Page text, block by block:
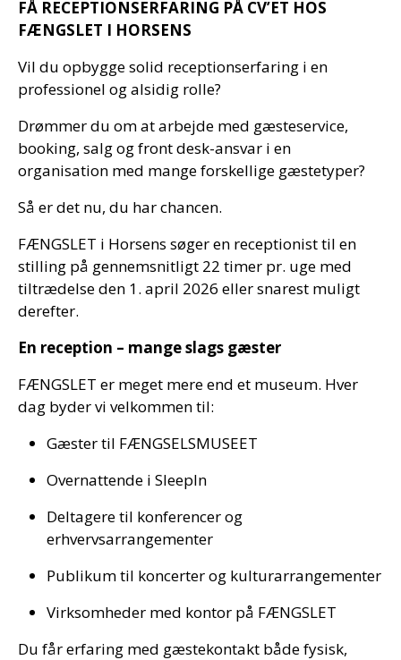
FÅ RECEPTIONSERFARING PÅ CV’ET HOS
FÆNGSLET I HORSENS
Vil du opbygge solid receptionserfaring i en
professionel og alsidig rolle?
Drømmer du om at arbejde med gæsteservice,
booking, salg og front desk-ansvar i en
organisation med mange forskellige gæstetyper?
Så er det nu, du har chancen.
FÆNGSLET i Horsens søger en receptionist til en
stilling på gennemsnitligt 22 timer pr. uge med
tiltrædelse den 1. april 2026 eller snarest muligt
derefter.
En reception – mange slags gæster
FÆNGSLET er meget mere end et museum. Hver
dag byder vi velkommen til:
Gæster til FÆNGSELSMUSEET
Overnattende i SleepIn
Deltagere til konferencer og
erhvervsarrangementer
Publikum til koncerter og kulturarrangementer
Virksomheder med kontor på FÆNGSLET
Du får erfaring med gæstekontakt både fysisk,